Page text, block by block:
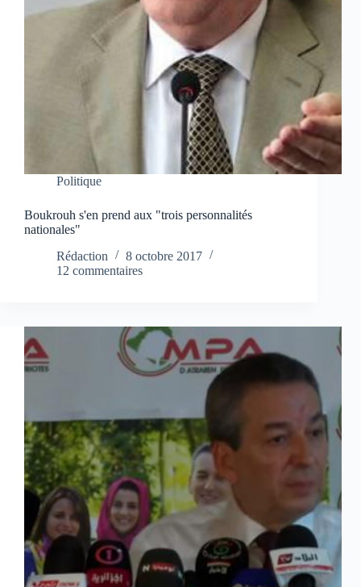
Politique
Boukrouh s'en prend aux "trois personnalités
nationales"
Rédaction
8 octobre 2017
12 commentaires